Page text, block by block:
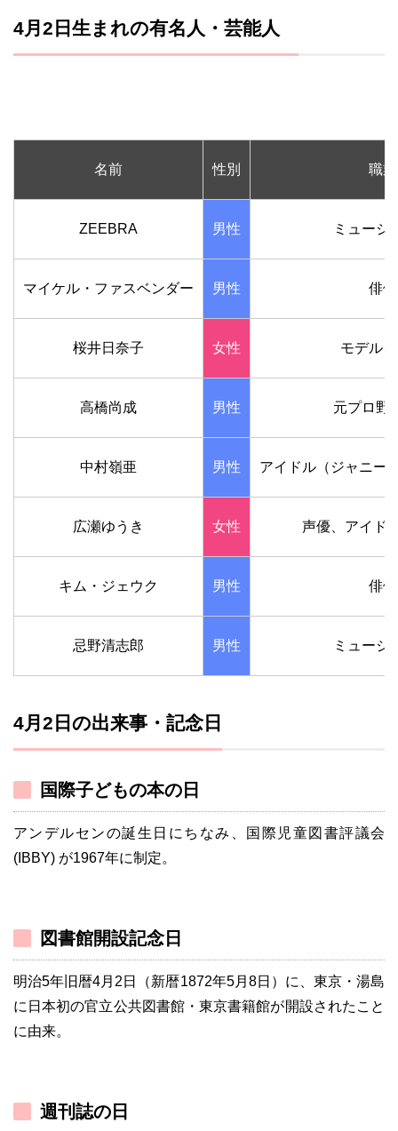
4月2日生まれの有名人・芸能人
名前 性別 職業
ZEEBRA 男性 ミュージ
マイケル・ファスベンダー 男性 俳優
桜井日奈子 女性 モデル
高橋尚成 男性 元プロ野
中村嶺亜 男性 アイドル（ジャニー
広瀬ゆうき 女性 声優、アイド
キム・ジェウク 男性 俳優
忌野清志郎 男性 ミュージ
4月2日の出来事・記念日
国際子どもの本の日
アンデルセンの誕生日にちなみ、国際児童図書評議会
(IBBY) が1967年に制定。
図書館開設記念日
明治5年旧暦4月2日（新暦1872年5月8日）に、東京・湯島
に日本初の官立公共図書館・東京書籍館が開設されたこと
に由来。
週刊誌の日